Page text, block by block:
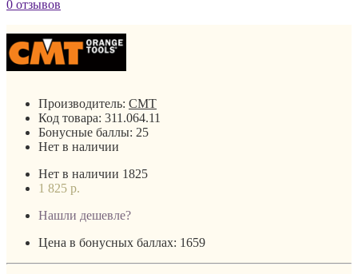
0 отзывов
Производитель: CMT
Код товара: 311.064.11
Бонусные баллы: 25
Нет в наличии
Нет в наличии 1825
1 825 р.
Нашли дешевле?
Цена в бонусных баллах: 1659